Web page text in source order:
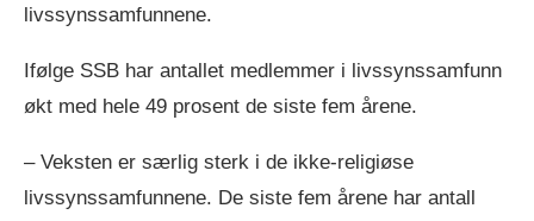
livssynssamfunnene.
Ifølge SSB har antallet medlemmer i livssynssamfunn
økt med hele 49 prosent de siste fem årene.
– Veksten er særlig sterk i de ikke-religiøse
livssynssamfunnene. De siste fem årene har antall